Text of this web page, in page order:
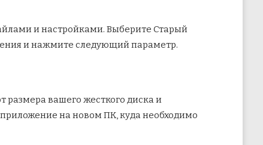
и настройками. Выберите Старый
и нажмите следующий параметр.
размера вашего жесткого диска и
на новом ПК, куда необходимо